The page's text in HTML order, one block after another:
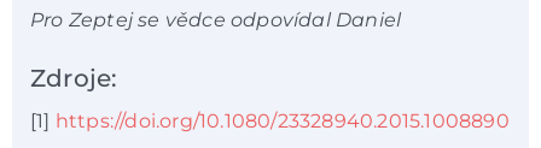
Pro Zeptej se vědce odpovídal Daniel
Zdroje:
[1] https://doi.org/10.1080/23328940.2015.1008890